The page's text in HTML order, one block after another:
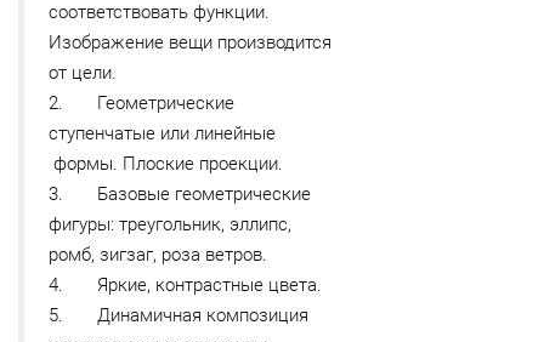
соответствовать функции.
Изображение вещи производится
от цели.
2. Геометрические
ступенчатые или линейные
формы. Плоские проекции.
3. Базовые геометрические
фигуры: треугольник, эллипс,
ромб, зигзаг, роза ветров.
4. Яркие, контрастные цвета.
5. Динамичная композиция